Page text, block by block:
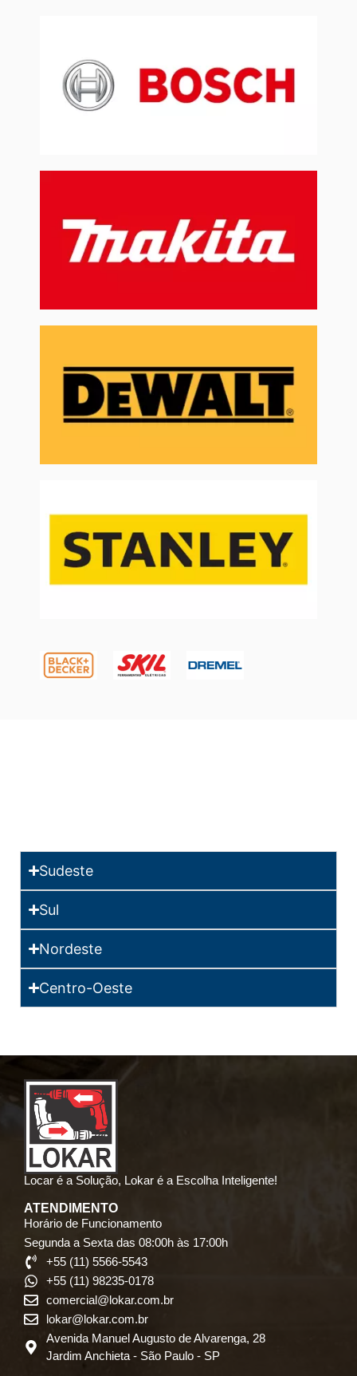
Sudeste
Sul
Nordeste
Centro-Oeste
Locar é a Solução, Lokar é a Escolha Inteligente!
ATENDIMENTO
Horário de Funcionamento
Segunda a Sexta das 08:00h às 17:00h
+55 (11) 5566-5543
+55 (11) 98235-0178
comercial@lokar.com.br
lokar@lokar.com.br
Avenida Manuel Augusto de Alvarenga, 28
Jardim Anchieta - São Paulo - SP